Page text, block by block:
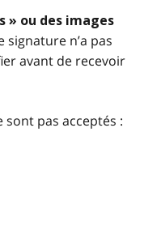
» ou des images
signature n’a pas
avant de recevoir
sont pas acceptés :